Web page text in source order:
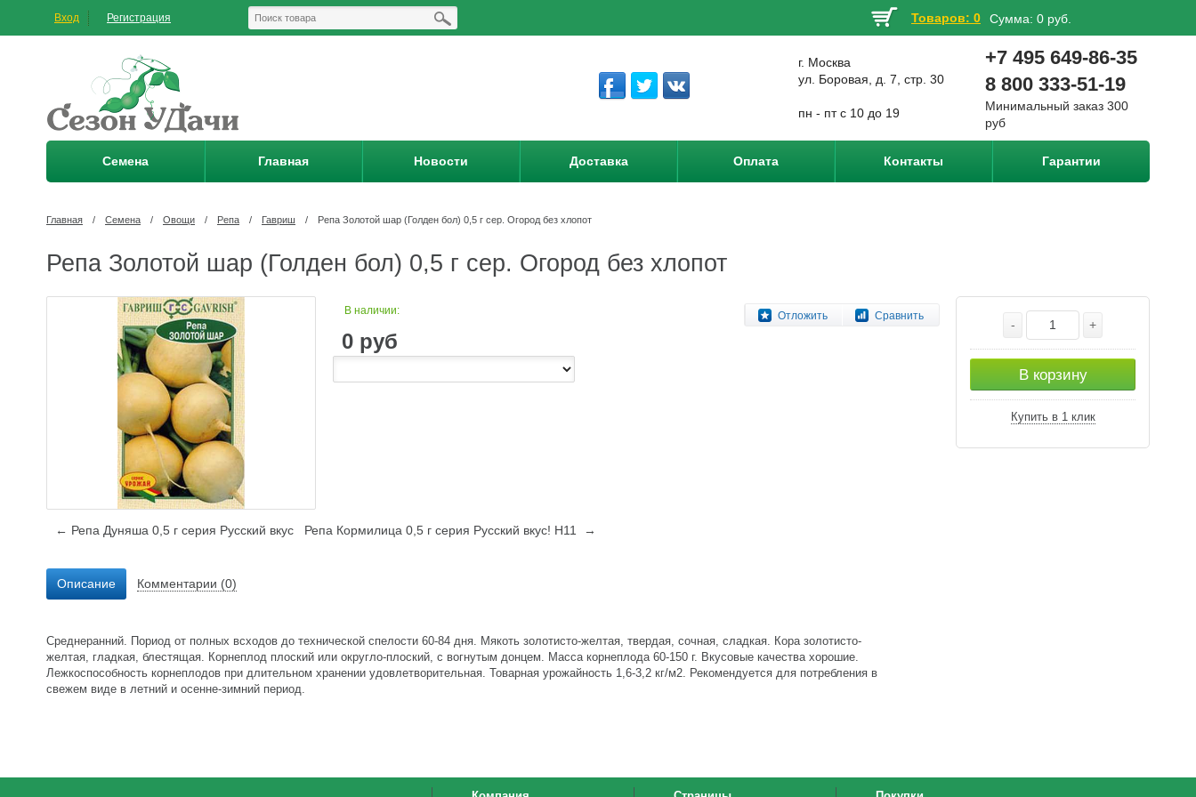
Вход Регистрация Товаров: 0 Сумма: 0 руб.
г. Москва
ул. Боровая, д. 7, стр. 30
пн - пт с 10 до 19
+7 495 649-86-35
8 800 333-51-19
Минимальный заказ 300
руб
Семена Главная Новости Доставка Оплата Контакты Гарантии
Главная / Семена / Овощи / Репа / Гавриш / Репа Золотой шар (Голден бол) 0,5 г сер. Огород без хлопот
Репа Золотой шар (Голден бол) 0,5 г сер. Огород без хлопот
Отложить Сравнить
В наличии:
0 руб
- +
В корзину
Купить в 1 клик
← Репа Дуняша 0,5 г серия Русский вкус Репа Кормилица 0,5 г серия Русский вкус! Н11 →
Описание Комментарии (0)
Среднеранний. Пориод от полных всходов до технической спелости 60-84 дня. Мякоть золотисто-желтая, твердая, сочная, сладкая. Кора золотисто-
желтая, гладкая, блестящая. Корнеплод плоский или округло-плоский, с вогнутым донцем. Масса корнеплода 60-150 г. Вкусовые качества хорошие.
Лежкоспособность корнеплодов при длительном хранении удовлетворительная. Товарная урожайность 1,6-3,2 кг/м2. Рекомендуется для потребления в
свежем виде в летний и осенне-зимний период.